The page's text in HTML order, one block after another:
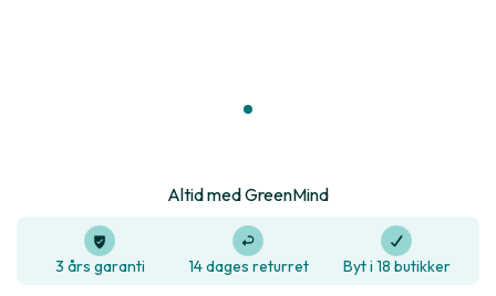
Altid med GreenMind
3 års garanti 14 dages returret Byt i 18 butikker